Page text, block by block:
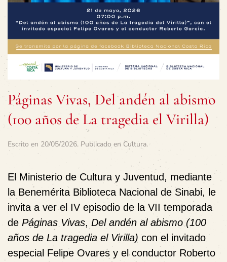
Páginas Vivas, Del andén al abismo
(100 años de La tragedia el Virilla)
Escrito en 20/05/2026. Publicado en Cultura.
El Ministerio de Cultura y Juventud, mediante
la Benemérita Biblioteca Nacional de Sinabi, le
invita a ver el IV episodio de la VII temporada
de Páginas Vivas, Del andén al abismo (100
años de La tragedia el Virilla) con el invitado
especial Felipe Ovares y el conductor Roberto